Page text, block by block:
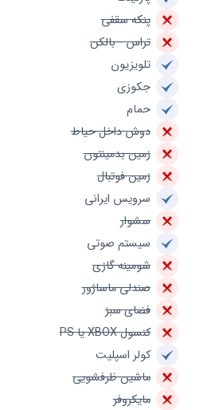
پنکه سقفی
تراس - بالکن
تلویزیون
جکوزی
حمام
دوش داخل حیاط
زمین بدمینتون
زمین فوتبال
سرویس ایرانی
سشوار
سیستم صوتی
شومینه گازی
صندلی ماساژور
فضای سبز
کنسول XBOX یا PS
کولر اسپلیت
ماشین ظرفشویی
مایکروفر